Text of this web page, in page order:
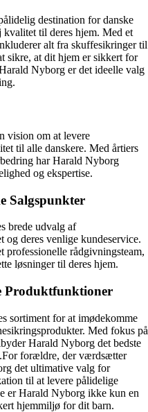
destination for danske
til deres hjem. Med et
alt fra skuffesikringer til
sikre, at dit hjem er sikkert for
Nyborg er det ideelle valg
vision om at levere
til alle danskere. Med årtiers
har Harald Nyborg
og ekspertise.
Salgspunkter
brede udvalg af
deres venlige kundeservice.
professionelle rådgivningsteam,
løsninger til deres hjem.
Produktfunktioner
sortiment for at imødekomme
Med fokus på
Harald Nyborg det bedste
forældre, der værdsætter
det ultimative valg for
til at levere pålidelige
er Harald Nyborg ikke kun en
hjemmiljø for dit barn.